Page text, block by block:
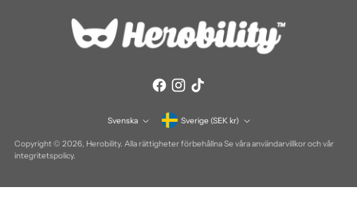
Språk
Svenska Valuta Sverige (SEK kr)
Copyright © 2026, Herobility. Alla rättigheter förbehållna Se våra användarvillkor och vår
integritetspolicy.